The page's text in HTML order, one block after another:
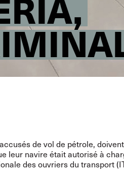
de vol de pétrole, doivent
leur navire était autorisé à
des ouvriers du transport